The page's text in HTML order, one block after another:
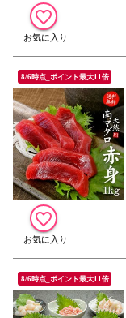
8/6時点_ポイント最大11倍
8/6時点_ポイント最大11倍